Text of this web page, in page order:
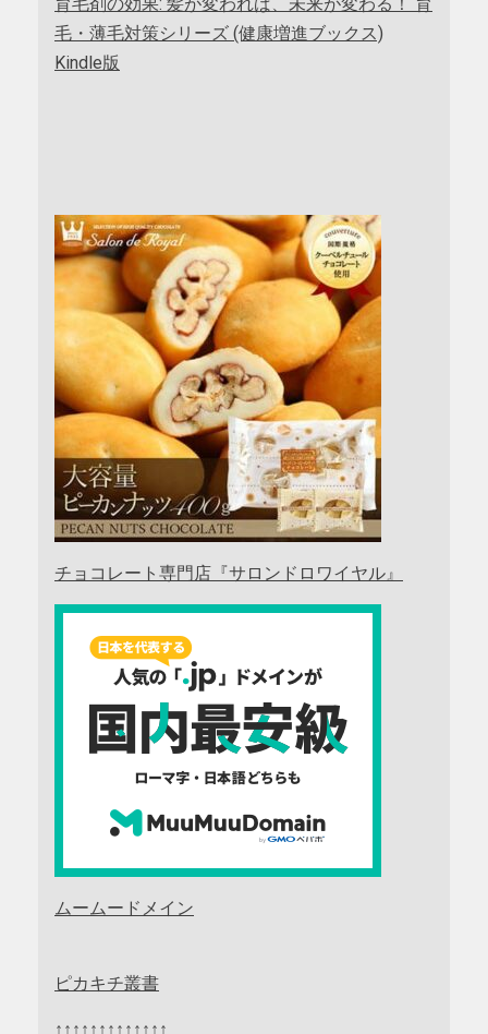
毛・薄毛対策シリーズ (健康増進ブックス)
Kindle版
チョコレート専門店『サロンドロワイヤル』
ムームードメイン
ピカキチ叢書
↑↑↑↑↑↑↑↑↑↑↑↑↑